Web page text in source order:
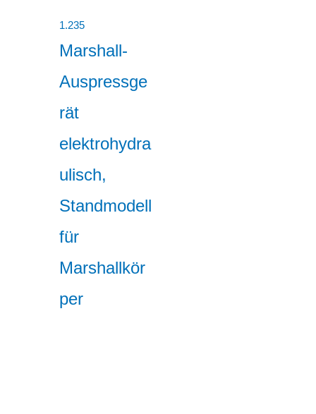
1.235
Marshall-
Auspressge
rät
elektrohydra
ulisch,
Standmodell
für
Marshallkör
per